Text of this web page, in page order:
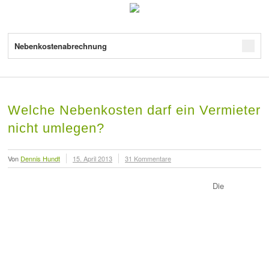
Nebenkostenabrechnung
Welche Nebenkosten darf ein Vermieter
nicht umlegen?
Von Dennis Hundt 15. April 2013 31 Kommentare
Die